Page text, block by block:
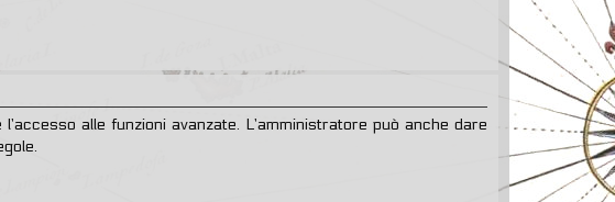
alle funzioni avanzate. L’amministratore può anche dare